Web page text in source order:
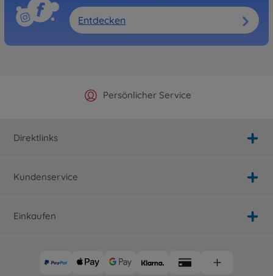
Entdecken
Offizieller Hersteller Shop
Persönlicher Service
Versandkostenfrei ab 25€
Schnelle Lieferung
Direktlinks
Kundenservice
Einkaufen